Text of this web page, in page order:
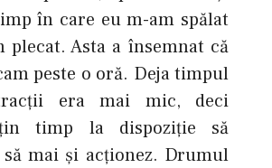
în care eu m-am spălat
plecat. Asta a însemnat că
peste o oră. Deja timpul
era mai mic, deci
timp la dispoziţie să
să mai şi acţionez. Drumul